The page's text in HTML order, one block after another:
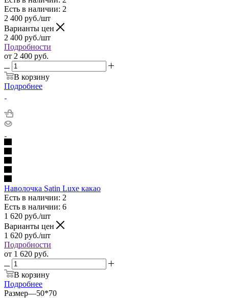
Есть в наличии: 2
2 400 руб./шт
Варианты цен
2 400 руб./шт
Подробности
от 2 400 руб.
В корзину
Подробнее
Наволочка Satin Luxe какао
Есть в наличии: 2
Есть в наличии: 6
1 620 руб./шт
Варианты цен
1 620 руб./шт
Подробности
от 1 620 руб.
В корзину
Подробнее
Размер—50*70